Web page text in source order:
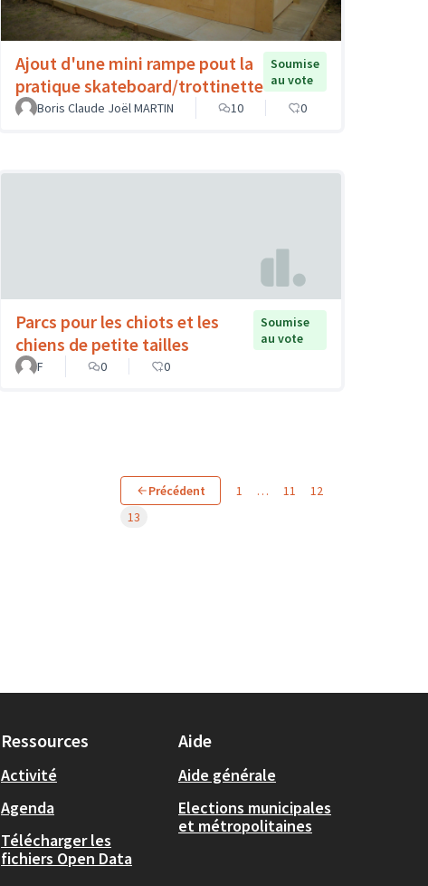
Ajout d'une mini rampe pout la
pratique skateboard/trottinette
Soumise
au vote
Boris Claude Joël MARTIN
10 0
Parcs pour les chiots et les
chiens de petite tailles
Soumise
au vote
F
0 0
Précédent 1 … 11
12
13
Ressources
Activité
Agenda
Télécharger les
fichiers Open Data
Aide
Aide générale
Elections municipales
et métropolitaines